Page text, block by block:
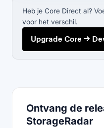
Heb je Core Direct al?
voor het verschil.
Upgrade Core →
Ontvang de
StorageRadar